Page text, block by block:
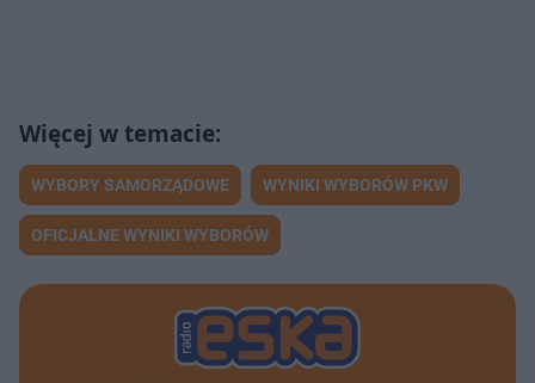
WYBORY SAMORZĄDOWE WYNIKI WYBORÓW PKW
OFICJALNE WYNIKI WYBORÓW